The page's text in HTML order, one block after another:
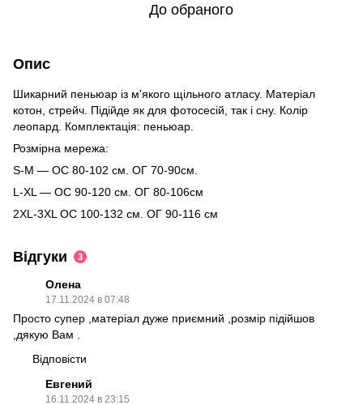
До обраного
Опис
Шикарний пеньюар із м'якого щільного атласу. Матеріал
котон, стрейч. Підійде як для фотосесій, так і сну. Колір
леопард. Комплектація: пеньюар.
Розмірна мережа:
S-М — ОС 80-102 см. ОГ 70-90см.
L-XL — ОС 90-120 см. ОГ 80-106см
2XL-3XL ОС 100-132 см. ОГ 90-116 см
Відгуки 3
Олена
17.11.2024 в 07:48
Просто супер ,матеріал дуже приємний ,розмір підійшов
,дякую Вам .
Відповісти
Евгений
16.11.2024 в 23:15